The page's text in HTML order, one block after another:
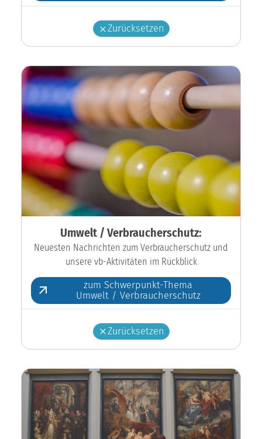
Zurücksetzen
Umwelt / Verbraucherschutz:
Neuesten Nachrichten zum Verbraucherschutz und
unsere vb-Aktivitäten im Rückblick
zum Schwerpunkt-Thema
Umwelt / Verbraucherschutz
Zurücksetzen